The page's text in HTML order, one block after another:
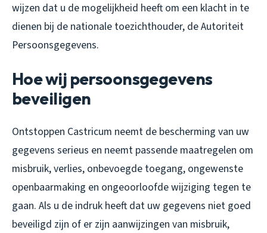
wijzen dat u de mogelijkheid heeft om een klacht in te
dienen bij de nationale toezichthouder, de Autoriteit
Persoonsgegevens.
Hoe wij persoonsgegevens
beveiligen
Ontstoppen Castricum neemt de bescherming van uw
gegevens serieus en neemt passende maatregelen om
misbruik, verlies, onbevoegde toegang, ongewenste
openbaarmaking en ongeoorloofde wijziging tegen te
gaan. Als u de indruk heeft dat uw gegevens niet goed
beveiligd zijn of er zijn aanwijzingen van misbruik,